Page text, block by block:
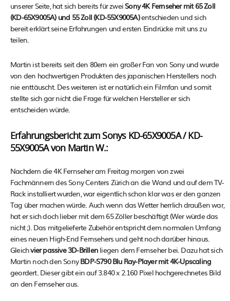
unserer Seite, hat sich bereits für zwei Sony 4K Fernseher mit 65 Zoll
(KD-65X9005A) und 55 Zoll (KD-55X9005A)entschieden und sich
bereit erklärt seine Erfahrungen und ersten Eindrücke mit uns zu
teilen.
Martin ist bereits seit den 80ern ein großer Fan von Sony und wurde
von den hochwertigen Produkten des japanischen Herstellers noch
nie enttäuscht. Des weiteren ist er natürlich ein Filmfan und somit
stellte sich gar nicht die Frage für welchen Hersteller er sich
entscheiden würde.
Erfahrungsbericht zum Sonys KD-65X9005A / KD-
55X9005A von Martin W.:
Nachdem die 4K Fernseher am Freitag morgen von zwei
Fachmännern des Sony Centers Zürich an die Wand und auf dem TV-
Rack installiert wurden, war eigentlich schon klar was er den ganzen
Tag über machen würde. Auch wenn das Wetter herrlich draußen war,
hat er sich doch lieber mit dem 65 Zöller beschäftigt (Wer würde das
nicht ;). Das mitgelieferte Zubehör entspricht dem normalen Umfang
eines neuen High-End Fernsehers und geht noch darüber hinaus.
Gleichvier passive 3D-Brillen liegen dem Fernseher bei. Dazu hat sich
Martin noch den SonyBDP-S790 Blu Ray-Player mit 4K-Upscaling
geordert. Dieser gibt ein auf 3.840 x 2.160 Pixel hochgerechnetes Bild
an den Fernseher aus.